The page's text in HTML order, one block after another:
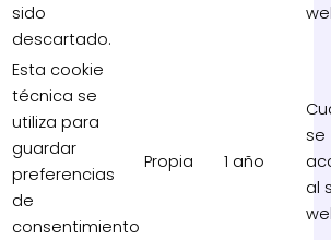
sido
descartado.
Esta cookie
técnica se
utiliza para
guardar
preferencias
de
consentimiento
Propia 1 año
se
al